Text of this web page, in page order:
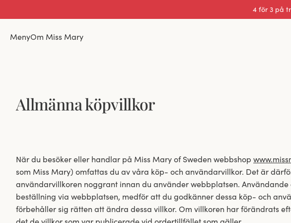
MenyOm Miss Mary
Allmänna köpvillkor
När du besöker eller handlar på Miss Mary of Sweden webbshop
som Miss Mary) omfattas du av våra köp- och användarvillkor. Det är
användarvillkoren noggrant innan du använder webbplatsen.
beställning via webbplatsen, medför att du godkänner dessa köp- och
förbehåller sig rätten att ändra dessa villkor. Om villkoren har förändrats